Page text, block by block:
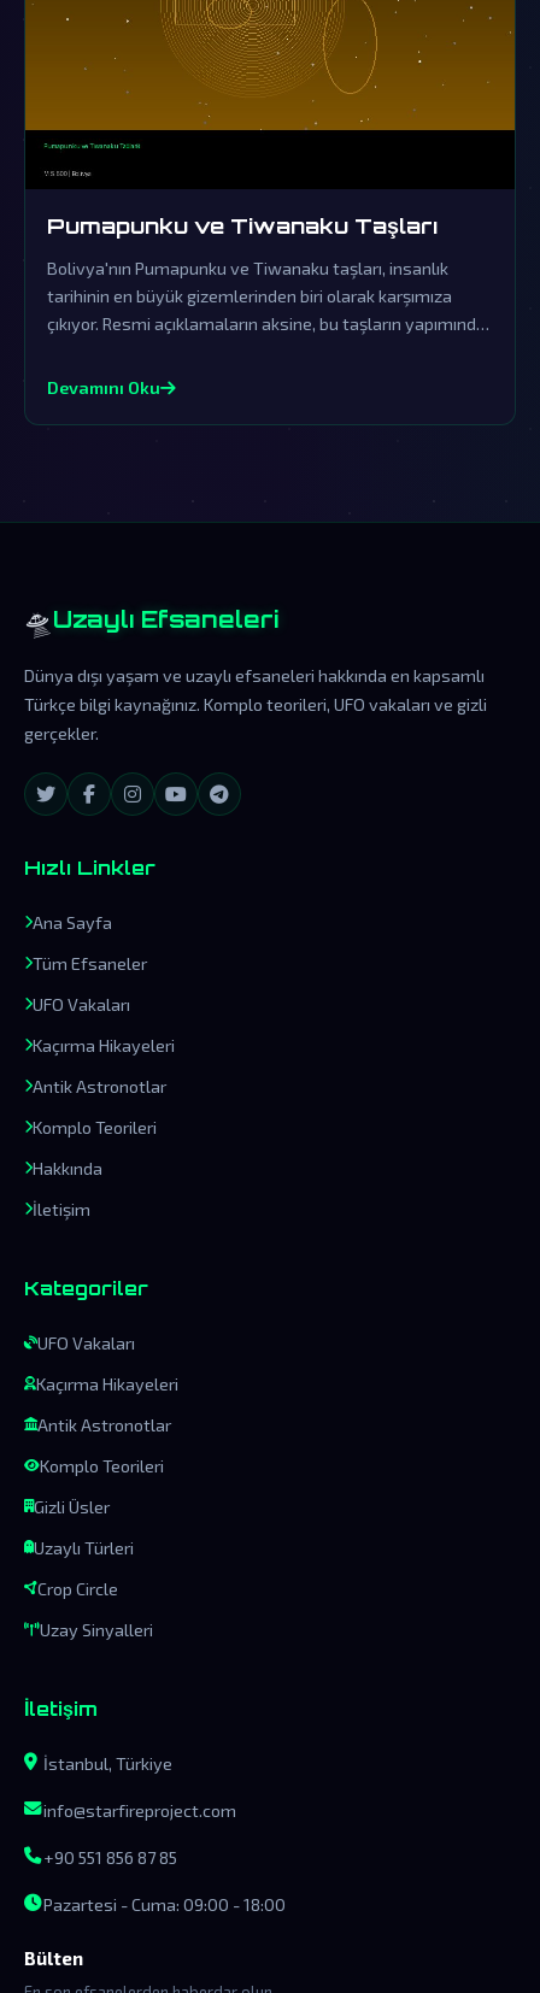
Pumapunku ve Tiwanaku Taşları
Bolivya'nın Pumapunku ve Tiwanaku taşları, insanlık
tarihinin en büyük gizemlerinden biri olarak karşımıza
çıkıyor. Resmi açıklamaların aksine, bu taşların yapımında
ihtimaldir.
Devamını Oku
🛸 Uzaylı Efsaneleri
Dünya dışı yaşam ve uzaylı efsaneleri hakkında en kapsamlı
Türkçe bilgi kaynağınız. Komplo teorileri, UFO vakaları ve gizli
gerçekler.
Hızlı Linkler
Ana Sayfa
Tüm Efsaneler
UFO Vakaları
Kaçırma Hikayeleri
Antik Astronotlar
Komplo Teorileri
Hakkında
İletişim
Kategoriler
UFO Vakaları
Kaçırma Hikayeleri
Antik Astronotlar
Komplo Teorileri
Gizli Üsler
Uzaylı Türleri
Crop Circle
Uzay Sinyalleri
İletişim
İstanbul, Türkiye
info@starfireproject.com
+90 551 856 87 85
Pazartesi - Cuma: 09:00 - 18:00
Bülten